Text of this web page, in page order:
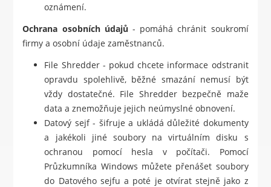
oznámení.
Ochrana osobních údajů - pomáhá chránit soukromí
firmy a osobní údaje zaměstnanců.
File Shredder - pokud chcete informace odstranit
opravdu spolehlivě, běžné smazání nemusí být
vždy dostatečné. File Shredder bezpečně maže
data a znemožňuje jejich neúmyslné obnovení.
Datový sejf - šifruje a ukládá důležité dokumenty
a jakékoli jiné soubory na virtuálním disku s
ochranou pomocí hesla v počítači. Pomocí
Průzkumníka Windows můžete přenášet soubory
do Datového sejfu a poté je otvírat stejně jako z